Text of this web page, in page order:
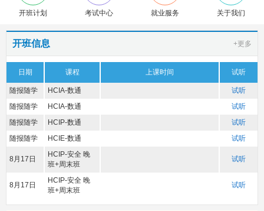
开班计划 考试中心 就业服务 关于我们
开班信息 +更多
日期 课程 上课时间 试听
随报随学 HCIA-数通
试听
随报随学
HCIA-数通
试听
随报随学
HCIP-数通
试听
随报随学
HCIE-数通 试听
8月17日
HCIP-安全 晚
班+周末班
试听
8月17日
HCIP-安全 晚
班+周末班
试听